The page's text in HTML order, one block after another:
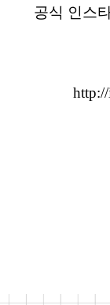
공식 인스